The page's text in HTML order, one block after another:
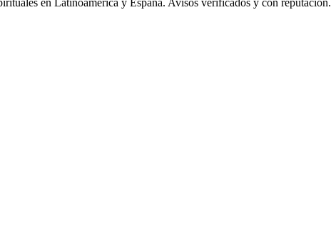
en Latinoamérica y España. Avisos verificados y con reputación.